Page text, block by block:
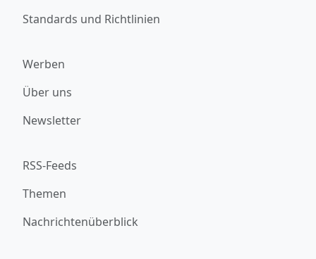
Standards und Richtlinien
Werben
Über uns
Newsletter
RSS-Feeds
Themen
Nachrichtenüberblick